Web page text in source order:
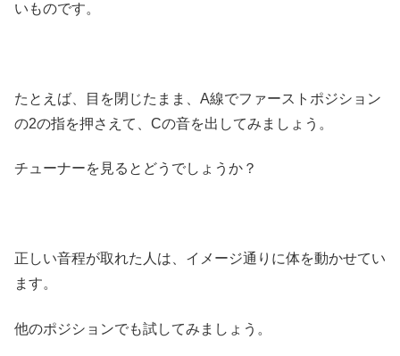
いものです。
たとえば、目を閉じたまま、A線でファーストポジション
の2の指を押さえて、Cの音を出してみましょう。
チューナーを見るとどうでしょうか？
正しい音程が取れた人は、イメージ通りに体を動かせてい
ます。
他のポジションでも試してみましょう。